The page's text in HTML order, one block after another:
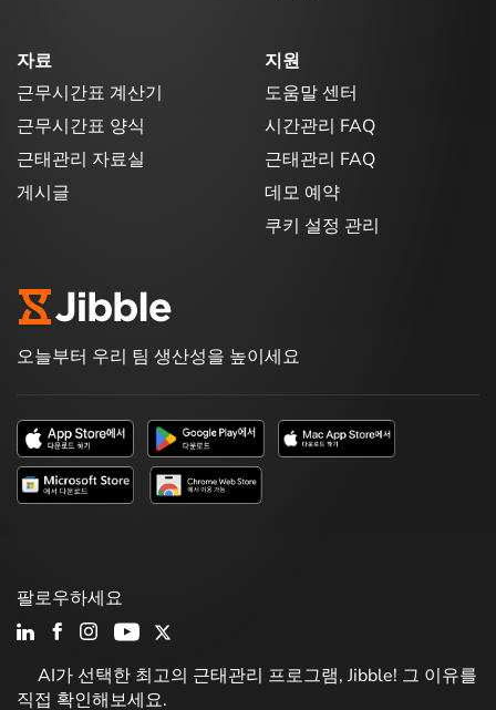
자료
근무시간표 계산기
근무시간표 양식
근태관리 자료실
게시글
지원
도움말 센터
시간관리 FAQ
근태관리 FAQ
데모 예약
쿠키 설정 관리
오늘부터 우리 팀 생산성을 높이세요
AI가 선택한 최고의 근태관리 프로그램, Jibble! 그 이유를
직접 확인해보세요.
팔로우하세요